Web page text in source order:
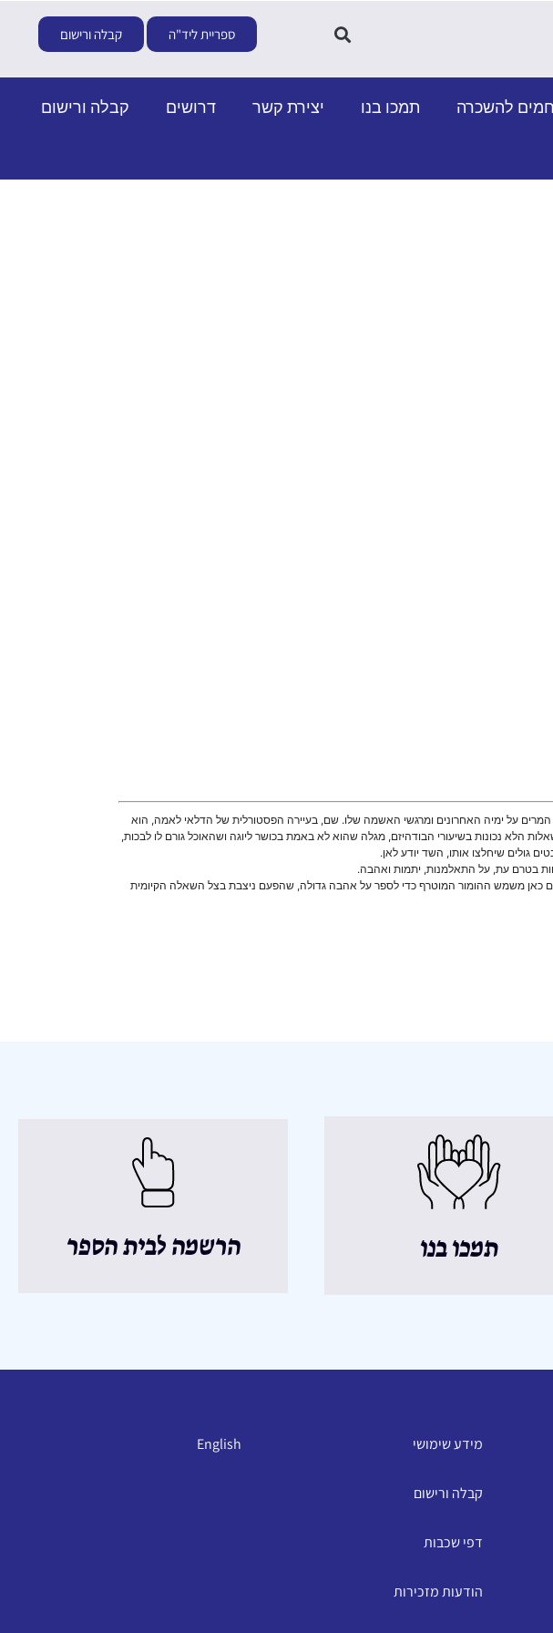
ספריית ליד"ה קבלה ורישום
להשכרה תמכו בנו יצירת קשר דרושים
קבלה ורישום
על ימיה האחרונים ומרגשי האשמה שלו. שם, בעיירה הפסטורלית של הדלאי לאמה, הוא
הלא נכונות בשיעורי הבודהיזם, מגלה שהוא לא באמת בכושר ליוגה ושהאוכל גורם לו לבכות,
גולים שיחלצו אותו, השד יודע לאן.
בטרם עת, על התאלמנות, יתמות ואהבה.
– גם כאן משמש ההומור המוטרף כדי לספר על אהבה גדולה, שהפעם ניצבת בצל השאלה הקיומית
תמכו בנו הרשמה לבית הספר
מידע שימושי
קבלה ורישום
דפי שכבות
הודעות מזכירות
English